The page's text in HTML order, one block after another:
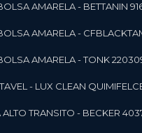
AMARELA - BETTANIN
AMARELA -
AMARELA - TONK
- LUX CLEAN QUIMIFEL
ALTO TRANSITO - BECKER